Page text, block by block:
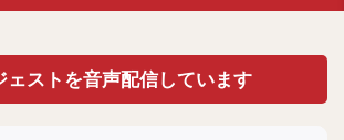
ェストを音声配信しています